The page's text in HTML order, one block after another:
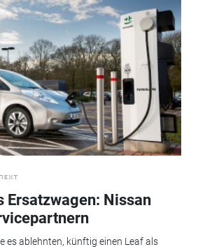
Ersatzwagen: Nissan
es ablehnten, künftig einen Leaf als